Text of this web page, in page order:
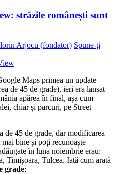
străzile românești sunt
Arjocu (fondator) Spune-ți
Maps primea un update
de 45 de grade), ieri era lansat
apărea în final, așa cum
chiar și parcuri, pe Street
de 45 de grade, dar modificarea
bine și poți recunoaște
în luna noiembrie erau:
Timișoara, Tulcea. Iată cum arată
grade: